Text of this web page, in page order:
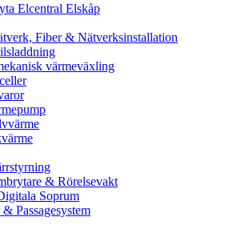
Elcentral Elskåp
Fiber & Nätverksinstallation
värmeväxling
& Rörelsevakt
Soprum
Passagesystem